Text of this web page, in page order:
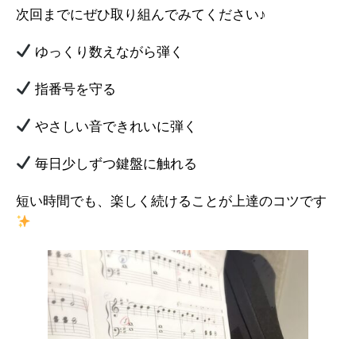
次回までにぜひ取り組んでみてください♪
ゆっくり数えながら弾く
指番号を守る
やさしい音できれいに弾く
毎日少しずつ鍵盤に触れる
短い時間でも、楽しく続けることが上達のコツです